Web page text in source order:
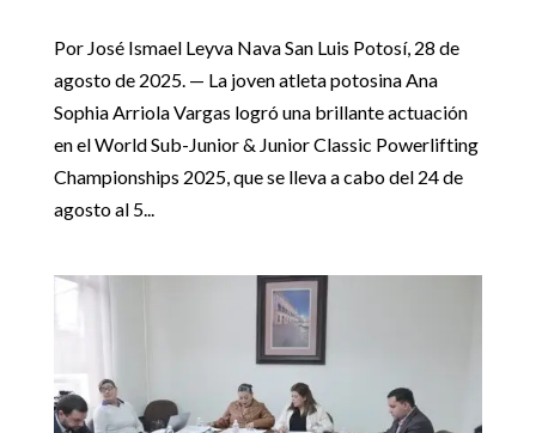
Por José Ismael Leyva Nava San Luis Potosí, 28 de
agosto de 2025. — La joven atleta potosina Ana
Sophia Arriola Vargas logró una brillante actuación
en el World Sub-Junior & Junior Classic Powerlifting
Championships 2025, que se lleva a cabo del 24 de
agosto al 5...